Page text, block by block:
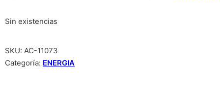
Sin existencias
SKU: AC-11073
Categoría: ENERGIA